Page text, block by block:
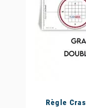
Règle